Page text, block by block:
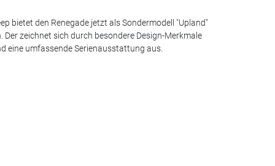
bietet den Renegade jetzt als Sondermodell "Upland"
Der zeichnet sich durch besondere Design-Merkmale
eine umfassende Serienausstattung aus.